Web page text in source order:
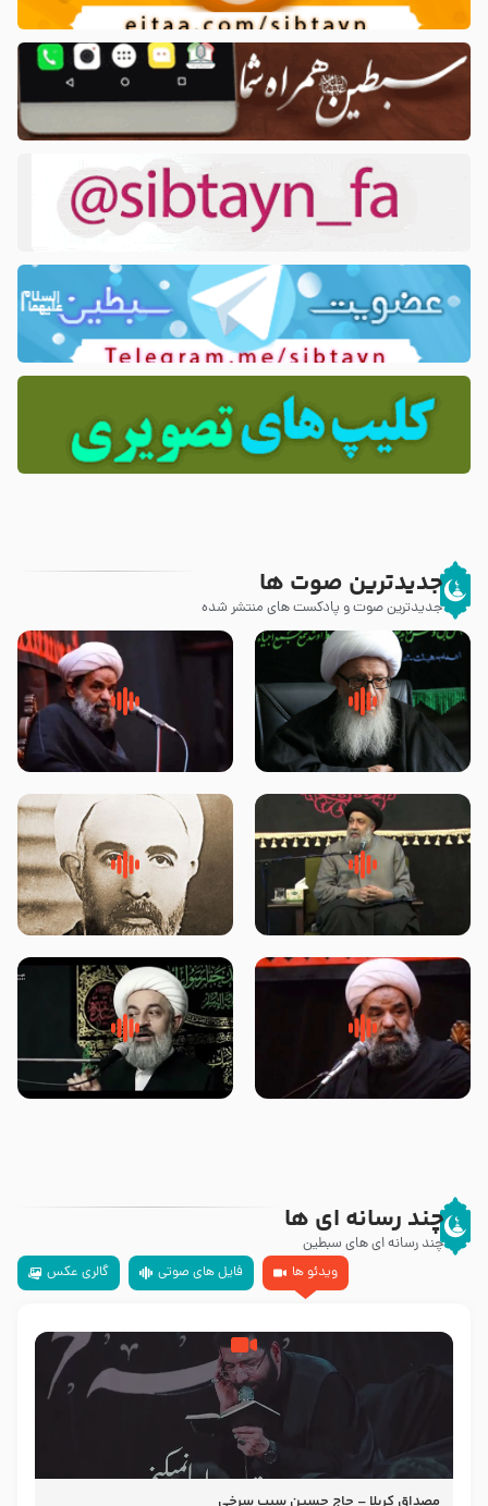
جدیدترین صوت ها
جدیدترین صوت و پادکست های منتشر شده
زوّار اربعین امام حسین (علیه
السلام) با این اشتیاق به زیارت
روضه جانسوز پاره های جگر امام
حسن مجتبی علیه السلام-حجت
لقب حضرت رقیه سلام الله علیها به
چه معناست – حجت الاسلام علوی
روضه‌ی مجلس یزید ملعون و
اسارت اهل‌بیت علیهم‌السلام –
محدث زاده
سلام جوانی که امام حسین علیه
السلام خودش جوابش را دادند
زیارتی که اسباب رزق زیاد و عمر
طولانی است حجت السلام حسین
چند رسانه ای ها
چند رسانه ای های سبطین
ویدئو ها
فایل های صوتی گالری عکس
مصداق کربلا – حاج حسین سیب سرخی